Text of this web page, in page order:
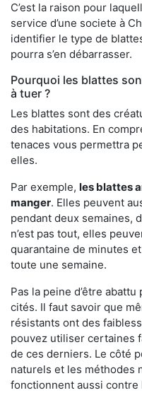
C’est la raison pour
service d’une societe à
identifier le type de
pourra s’en débarrasser.
Pourquoi les blattes
à tuer ?
Les blattes sont des
des habitations. En
tenaces vous permettra
elles.
Par exemple, les blattes
manger. Elles peuvent
pendant deux semaines,
n’est pas tout, elles
quarantaine de minutes
toute une semaine.
Pas la peine d’être
cités. Il faut savoir que
résistants ont des
pouvez utiliser certaines
de ces derniers. Le côté
naturels et les méthodes
fonctionnent aussi contre